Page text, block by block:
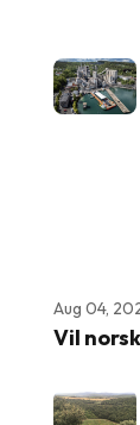
Aug 04,
Vil